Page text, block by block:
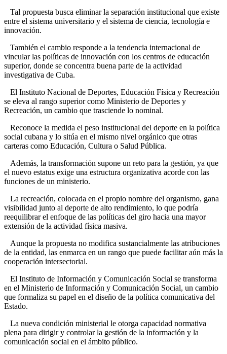
Tal propuesta busca eliminar la separación institucional que existe
entre el sistema universitario y el sistema de ciencia, tecnología e
innovación.
También el cambio responde a la tendencia internacional de
vincular las políticas de innovación con los centros de educación
superior, donde se concentra buena parte de la actividad
investigativa de Cuba.
El Instituto Nacional de Deportes, Educación Física y Recreación
se eleva al rango superior como Ministerio de Deportes y
Recreación, un cambio que trasciende lo nominal.
Reconoce la medida el peso institucional del deporte en la política
social cubana y lo sitúa en el mismo nivel orgánico que otras
carteras como Educación, Cultura o Salud Pública.
Además, la transformación supone un reto para la gestión, ya que
el nuevo estatus exige una estructura organizativa acorde con las
funciones de un ministerio.
La recreación, colocada en el propio nombre del organismo, gana
visibilidad junto al deporte de alto rendimiento, lo que podría
reequilibrar el enfoque de las políticas del giro hacia una mayor
extensión de la actividad física masiva.
Aunque la propuesta no modifica sustancialmente las atribuciones
de la entidad, las enmarca en un rango que puede facilitar aún más la
cooperación intersectorial.
El Instituto de Información y Comunicación Social se transforma
en el Ministerio de Información y Comunicación Social, un cambio
que formaliza su papel en el diseño de la política comunicativa del
Estado.
La nueva condición ministerial le otorga capacidad normativa
plena para dirigir y controlar la gestión de la información y la
comunicación social en el ámbito público.